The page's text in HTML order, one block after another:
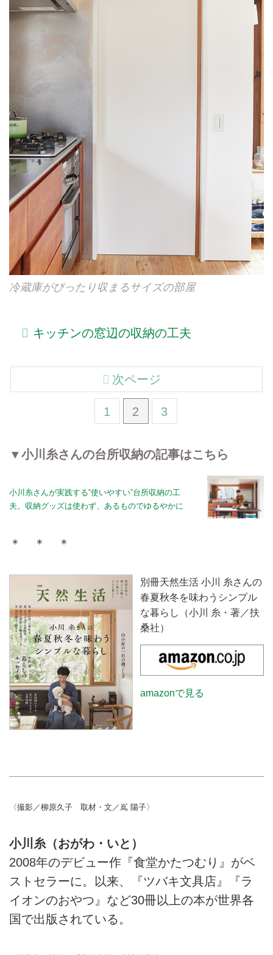
冷蔵庫がぴったり収まるサイズの部屋
キッチンの窓辺の収納の工夫
1 2 3
次ページ
▼小川糸さんの台所収納の記事はこちら
小川糸さんが実践する“使いやすい”台所収納の工
夫。収納グッズは使わず、あるものでゆるやかに
＊ ＊ ＊
別冊天然生活 小川 糸さんの
春夏秋冬を味わうシンプル
な暮らし（小川 糸・著／扶
桑社）
amazonで見る
〈撮影／柳原久子 取材・文／嶌 陽子〉
小川糸（おがわ・いと）
2008年のデビュー作『食堂かたつむり』がベ
ストセラーに。以来、『ツバキ文具店』『ラ
イオンのおやつ』など30冊以上の本が世界各
国で出版されている。